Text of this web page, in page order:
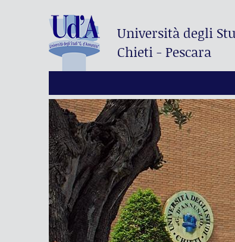
Università degli
Chieti - Pescara